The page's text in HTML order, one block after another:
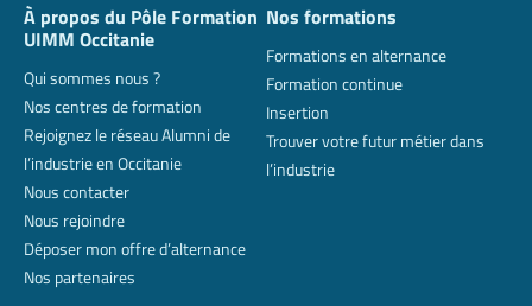
À propos du Pôle Formation
UIMM Occitanie
Qui sommes nous ?
Nos centres de formation
Rejoignez le réseau Alumni de
l’industrie en Occitanie
Nous contacter
Nous rejoindre
Déposer mon offre d’alternance
Nos partenaires
Nos formations
Formations en alternance
Formation continue
Insertion
Trouver votre futur métier dans
l’industrie